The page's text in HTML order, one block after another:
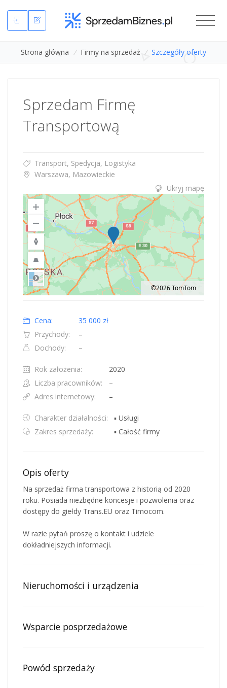
Strona główna / Firmy na sprzedaż / Szczegóły oferty
Sprzedam Firmę
Transportową
Transport, Spedycja, Logistyka
Warszawa, Mazowieckie
Ukryj mapę
Road
©2026 TomTom
Cena:
35 000 zł
Przychody:
–
Dochody:
–
Rok założenia:
2020
Liczba pracowników:
–
Adres internetowy:
–
Charakter działalności:
▪ Usługi
Zakres sprzedaży:
▪ Całość firmy
Opis oferty
Na sprzedaż firma transportowa z historią od 2020
roku. Posiada niezbędne koncesje i pozwolenia oraz
dostępy do giełdy Trans.EU oraz Timocom.
W razie pytań proszę o kontakt i udziele
dokładniejszych informacji.
Nieruchomości i urządzenia
Wsparcie posprzedażowe
Powód sprzedaży